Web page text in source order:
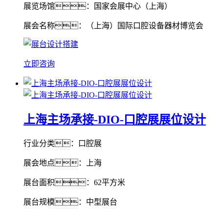
展览场馆：国家会展中心（上海）
展会名称：（上海）国际口腔设备器材博览会
立即咨询
上海主场承接-DIO-口腔展展位设计
行业分类：口腔展
展会地点：上海
展台面积：62平方米
展台规模：中型展台